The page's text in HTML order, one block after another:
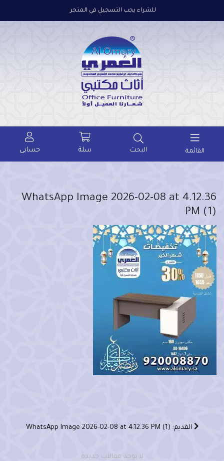
للشراء يجب التسجيل في المتجر
القائمة البحث سلة حسابى
WhatsApp Image 2026-02-08 at 4.12.36
PM (1)
القديم: WhatsApp Image 2026-02-08 at 4.12.36 PM (1)
لا يوجد مقالات جديدة